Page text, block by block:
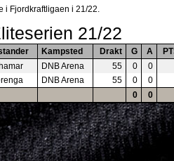
i Fjordkraftligaen i 21/22.
21/22
Kampsted Drakt G A
DNB Arena 55 0
0
DNB Arena 55 0
0
0 0